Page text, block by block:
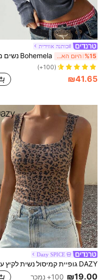
#כותנה אווירית
%15 היום האחרון
(100+)
₪41.65
Dazy SPICE
₪19.00 100+ נמכר